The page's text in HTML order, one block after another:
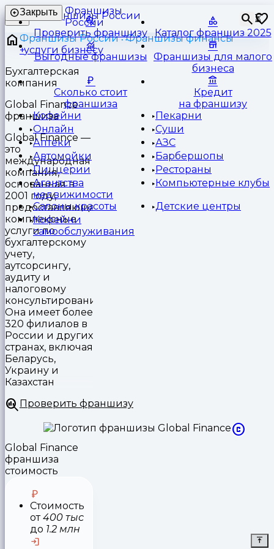
Франшизы
России
⏳
Закрыть
Проверить франшизу Каталог франшиз 2025
Выгодные франшизы
Франшизы для малого
бизнеса
Сколько стоит
франшиза
Кредит
на франшизу
Кофейни
Пекарни
Онлайн
Суши
Аптеки
АЗС
Автомойки
Барбершопы
Пиццерии
Рестораны
Агентства
недвижимости
Компьютерные клубы
Салоны красоты
Детские центры
Кофейни
самообслуживания
Франшизы России
Франшизы финансы
услуги бизнесу
Бухгалтерская
компания
Global Finance
франшиза
Global Finance —
это
международная
компания,
основанная в
2001 году,
предоставляющая
комплексные
услуги по
бухгалтерскому
учету,
аутсорсингу,
аудиту и
налоговому
консультированию.
Она имеет более
320 филиалов в
России и других
странах, включая
Беларусь,
Украину и
Казахстан
Проверить франшизу
Global Finance
франшиза
стоимость
Стоимость
от400 тыс
до 1.2 млн